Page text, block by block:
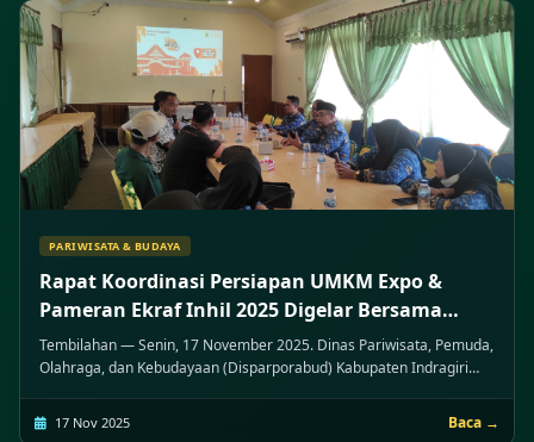
PARIWISATA & BUDAYA
Rapat Koordinasi Persiapan UMKM Expo &
Pameran Ekraf Inhil 2025 Digelar Bersama
Lintas Instansi
Tembilahan — Senin, 17 November 2025. Dinas Pariwisata, Pemuda,
Olahraga, dan Kebudayaan (Disparporabud) Kabupaten Indragiri
Dinas Perdagangan dan Perindustrian (Disdagtri) Inhil, serta Dinas
Penanaman Modal dan Pelayanan Terpadu Satu Pintu (DPMPTSP)
17 Nov 2025 Baca →